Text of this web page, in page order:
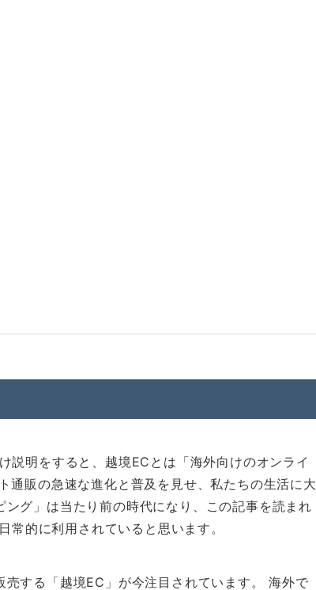
説明をすると、越境ECとは「海外向けのオンライ
通販の急速な進化と普及を見せ、私たちの生活に大
グ」は当たり前の時代になり、この記事を読まれ
的に利用されていると思います。
する「越境EC」が今注目されています。 海外で